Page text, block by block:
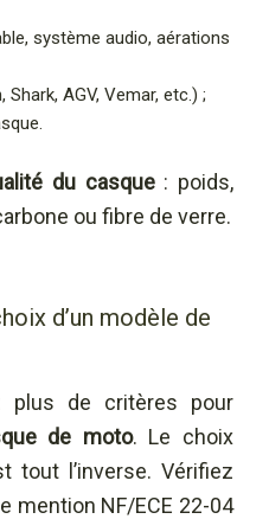
système audio, aérations
AGV, Vemar, etc.) ;
du casque: poids,
ou fibre de verre.
d’un modèle de
plus de critères pour
de moto. Le choix
tout l’inverse. Vérifiez
mention NF/ECE 22-04